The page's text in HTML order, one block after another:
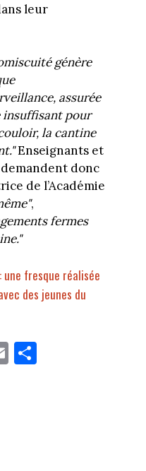
leur
génère
assurée
insuffisant pour
la cantine
Enseignants et
donc
de l’Académie
,
fermes
une fresque réalisée
des jeunes du
E
m
Pa